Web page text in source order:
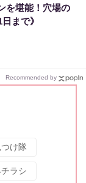
を堪能！穴場の
まで》
Recommended by
け隊
ラシ